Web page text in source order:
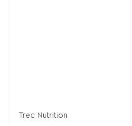
Trec Nutrition